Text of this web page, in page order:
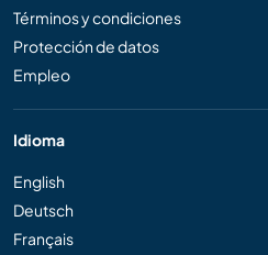
Términos y condiciones
Protección de datos
Empleo
Idioma
English
Deutsch
Français